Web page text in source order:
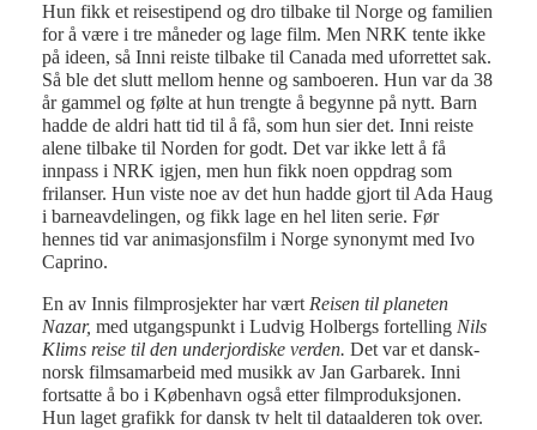
Hun fikk et reisestipend og dro tilbake til Norge og familien
for å være i tre måneder og lage film. Men NRK tente ikke
på ideen, så Inni reiste tilbake til Canada med uforrettet sak.
Så ble det slutt mellom henne og samboeren. Hun var da 38
år gammel og følte at hun trengte å begynne på nytt. Barn
hadde de aldri hatt tid til å få, som hun sier det. Inni reiste
alene tilbake til Norden for godt. Det var ikke lett å få
innpass i NRK igjen, men hun fikk noen oppdrag som
frilanser. Hun viste noe av det hun hadde gjort til Ada Haug
i barneavdelingen, og fikk lage en hel liten serie. Før
hennes tid var animasjonsfilm i Norge synonymt med Ivo
Caprino.
En av Innis filmprosjekter har vært Reisen til planeten
Nazar, med utgangspunkt i Ludvig Holbergs fortelling Nils
Klims reise til den underjordiske verden. Det var et dansk-
norsk filmsamarbeid med musikk av Jan Garbarek. Inni
fortsatte å bo i København også etter filmproduksjonen.
Hun laget grafikk for dansk tv helt til dataalderen tok over.